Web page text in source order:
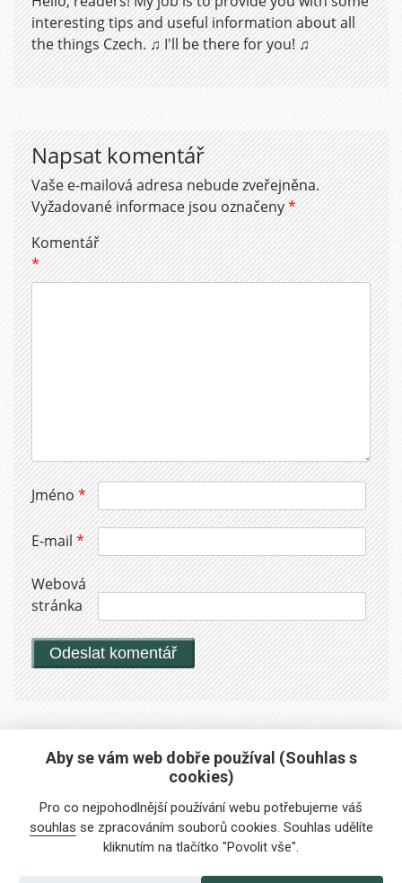
interesting tips and useful information about all
the things Czech. ♫ I'll be there for you! ♫
Napsat komentář
Vaše e-mailová adresa nebude zveřejněna.
Vyžadované informace jsou označeny*
Komentář
*
Jméno*
E-mail*
Webová
stránka
Máte zájem o naše služby?
Potřebujete poradit?
info@foreigners.cz
Aby se vám web dobře používal (Souhlas s
cookies)
Pro co nejpohodlnější používání webu potřebujeme váš
souhlas se zpracováním souborů cookies. Souhlas udělíte
kliknutím na tlačítko "Povolit vše".